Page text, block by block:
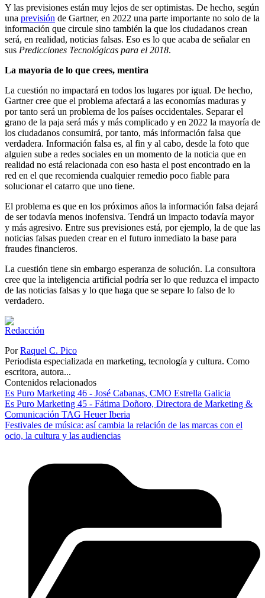
Y las previsiones están muy lejos de ser optimistas. De hecho, según
una previsión de Gartner, en 2022 una parte importante no solo de la
información que circule sino también la que los ciudadanos crean
será, en realidad, noticias falsas. Eso es lo que acaba de señalar en
sus Predicciones Tecnológicas para el 2018.
La mayoría de lo que crees, mentira
La cuestión no impactará en todos los lugares por igual. De hecho,
Gartner cree que el problema afectará a las economías maduras y
por tanto será un problema de los países occidentales. Separar el
grano de la paja será más y más complicado y en 2022 la mayoría de
los ciudadanos consumirá, por tanto, más información falsa que
verdadera. Información falsa es, al fin y al cabo, desde la foto que
alguien sube a redes sociales en un momento de la noticia que en
realidad no está relacionada con eso hasta el post encontrado en la
red en el que recomienda cualquier remedio poco fiable para
solucionar el catarro que uno tiene.
El problema es que en los próximos años la información falsa dejará
de ser todavía menos inofensiva. Tendrá un impacto todavía mayor
y más agresivo. Entre sus previsiones está, por ejemplo, la de que las
noticias falsas pueden crear en el futuro inmediato la base para
fraudes financieros.
La cuestión tiene sin embargo esperanza de solución. La consultora
cree que la inteligencia artificial podría ser lo que reduzca el impacto
de las noticias falsas y lo que haga que se separe lo falso de lo
verdadero.
PorRaquel C. Pico
Periodista especializada en marketing, tecnología y cultura. Como
escritora, autora...
Contenidos relacionados
Es Puro Marketing 46 - José Cabanas, CMO Estrella Galicia
Es Puro Marketing 45 - Fátima Doñoro, Directora de Marketing &
Comunicación TAG Heuer Iberia
Festivales de música: así cambia la relación de las marcas con el
ocio, la cultura y las audiencias